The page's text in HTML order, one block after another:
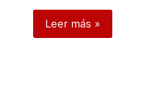
Leer más »